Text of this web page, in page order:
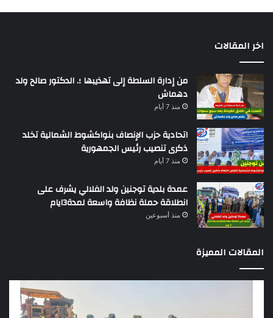
اخر المقالات
من إدارة السلطة إلى تهذيبها ؛. الدكتور صالح ولد
دهماش
منذ 7 أيام
اتحادية حزب الإنصاف بنواكشوط الشمالية تخلد
ذكرى تنصيب رئيس الجمهورية
منذ 7 أيام
عمدة بلدية توجنين ولد الفلالي يشرف على
انطلاقة حملة نظافة واسعة لمدة3ايام
منذ أسبوعين
المقالات المميزة